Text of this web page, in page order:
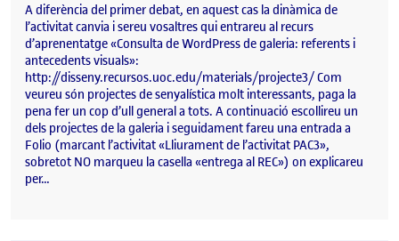
A diferència del primer debat, en aquest cas la dinàmica de
l’activitat canvia i sereu vosaltres qui entrareu al recurs
d’aprenentatge «Consulta de WordPress de galeria: referents i
antecedents visuals»:
http://disseny.recursos.uoc.edu/materials/projecte3/ Com
veureu són projectes de senyalística molt interessants, paga la
pena fer un cop d’ull general a tots. A continuació escollireu un
dels projectes de la galeria i seguidament fareu una entrada a
Folio (marcant l’activitat «Lliurament de l’activitat PAC3»,
sobretot NO marqueu la casella «entrega al REC») on explicareu
per…